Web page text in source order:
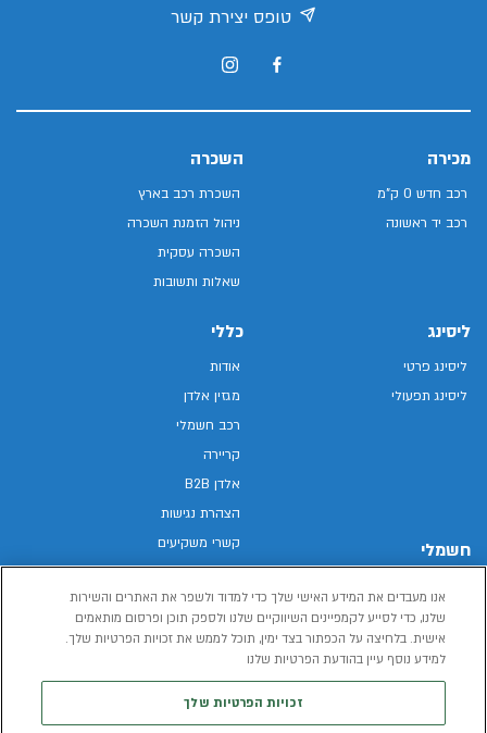
טופס יצירת קשר
מכירה
רכב חדש 0 ק"מ
רכב יד ראשונה
השכרה
השכרת רכב בארץ
ניהול הזמנת השכרה
השכרה עסקית
שאלות ותשובות
ליסינג
ליסינג פרטי
ליסינג תפעולי
חשמלי
רכב חשמלי
הכל על רכב חשמלי
כללי
אודות
מגזין אלדן
רכב חשמלי
קריירה
אלדן B2B
הצהרת נגישות
קשרי משקיעים
מפת האתר
מדיניות פרטיות
תנאי שימוש
אנו מעבדים את המידע האישי שלך כדי למדוד ולשפר את האתרים והשירות
שלנו, כדי לסייע לקמפיינים השיווקיים שלנו ולספק תוכן ופרסום מותאמים
אישית. בלחיצה על הכפתור בצד ימין, תוכל לממש את זכויות הפרטיות שלך.
למידע נוסף עיין בהודעת הפרטיות שלנו
זכויות הפרטיות שלך